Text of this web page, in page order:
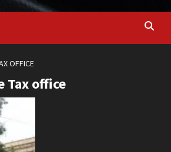
OFFICE
Tax office